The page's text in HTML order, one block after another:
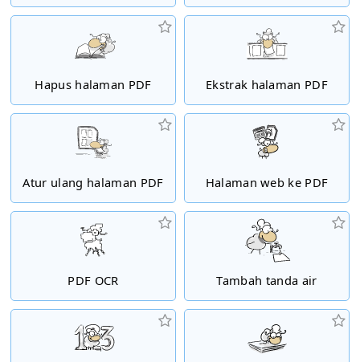
Hapus halaman PDF Ekstrak halaman PDF
Atur ulang halaman PDF Halaman web ke PDF
PDF OCR Tambah tanda air